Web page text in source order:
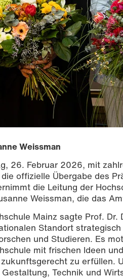
Pfalz Clemens Hoch, bisherigen
Dahm. Foto | Sven-Helge Czichy
Weissman
26. Februar 2026, mit
offizielle Übergabe des
die Leitung der
Weissman, die das
Mainz sagte Prof. Dr.
Standort
und Studieren. Es
mit frischen Ideen
zu erfüllen.
Technik und